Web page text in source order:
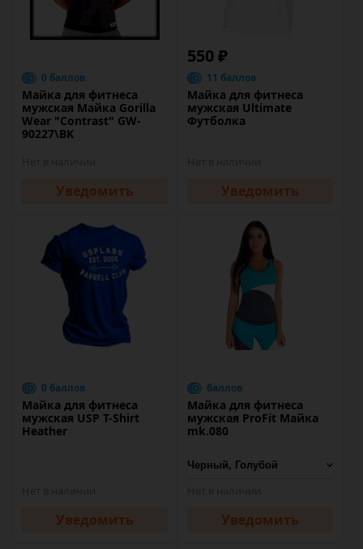
0 баллов
Майка для фитнеса
мужская Майка Gorilla
Wear "Contrast" GW-
90227\BK
Уведомить
550 ₽
11 баллов
Майка для фитнеса
мужская Ultimate
Футболка
Уведомить
0 баллов
Майка для фитнеса
мужская USP T-Shirt
Heather
Уведомить
баллов
Майка для фитнеса
мужская ProFit Майка
mk.080
Уведомить